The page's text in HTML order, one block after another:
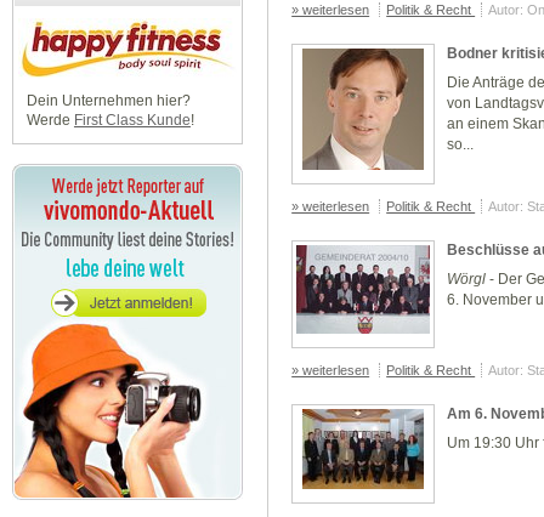
Dein Unternehmen hier?
Werde First Class Kunde!
» weiterlesen Politik & Recht Autor:
Bodner
Die Anträge
von
an einem
so...
» weiterlesen Politik & Recht Autor:
Beschlüsse
Wörgl - Der
6. November
» weiterlesen Politik & Recht Autor:
Am 6.
Um 19:30 Uhr